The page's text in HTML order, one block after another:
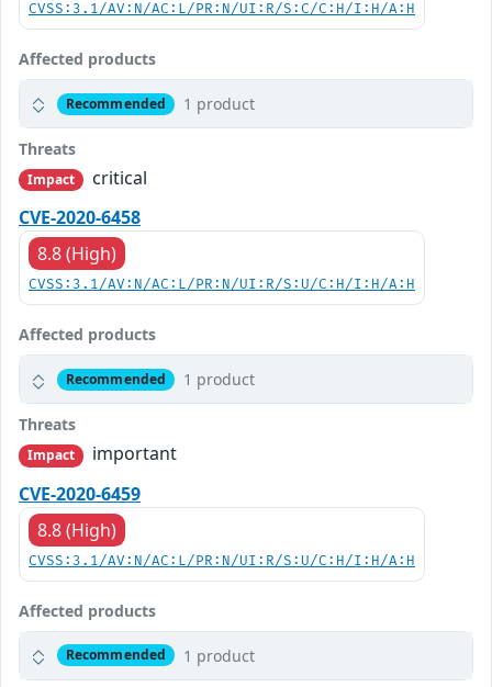
CVSS:3.1/AV:N/AC:L/PR:N/UI:R/S:C/C:H/I:H/A:H
Affected products
Recommended 1 product
Threats
Impact
critical
CVE-2020-6458
8.8 (High)
CVSS:3.1/AV:N/AC:L/PR:N/UI:R/S:U/C:H/I:H/A:H
Affected products
Recommended 1 product
Threats
Impact
important
CVE-2020-6459
8.8 (High)
CVSS:3.1/AV:N/AC:L/PR:N/UI:R/S:U/C:H/I:H/A:H
Affected products
Recommended 1 product